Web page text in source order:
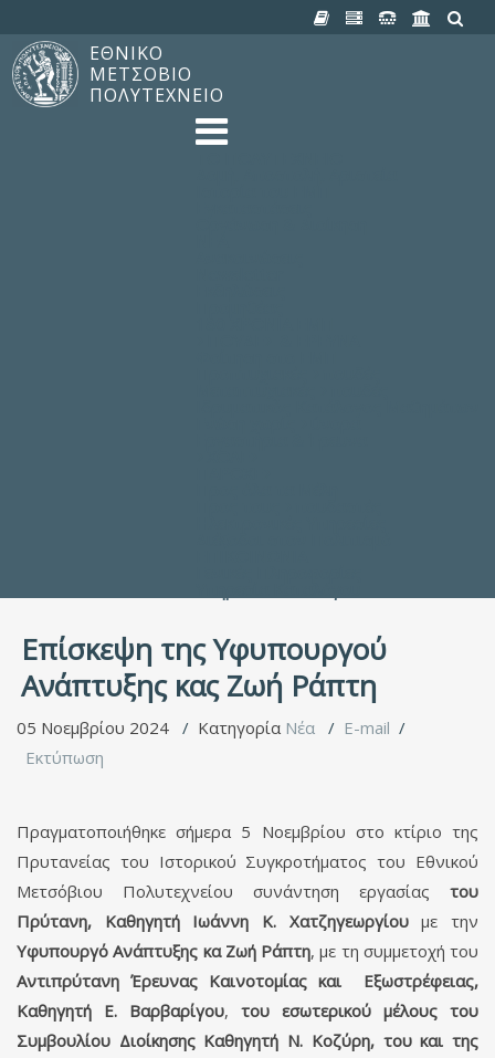
ΕΘΝΙΚΟ
ΜΕΤΣΟΒΙΟ
ΠΟΛΥΤΕΧΝΕΙΟ
Επίσκεψη της Υφυπουργού
Ανάπτυξης κας Ζωή Ράπτη
05 Νοεμβρίου 2024 Κατηγορία Νέα
E-mail
Εκτύπωση
Πραγματοποιήθηκε σήμερα 5 Νοεμβρίου στο κτίριο της
Πρυτανείας του Ιστορικού Συγκροτήματος του Εθνικού
Μετσόβιου Πολυτεχνείου συνάντηση εργασίας του
Πρύτανη, Καθηγητή Ιωάννη Κ. Χατζηγεωργίουμε την
Υφυπουργό Ανάπτυξης κα Ζωή Ράπτη, με τη συμμετοχή του
Αντιπρύτανη Έρευνας Καινοτομίας και Εξωστρέφειας,
Καθηγητή Ε. Βαρβαρίγου, του εσωτερικού μέλους του
Συμβουλίου Διοίκησης Καθηγητή Ν. Κοζύρη, του και της